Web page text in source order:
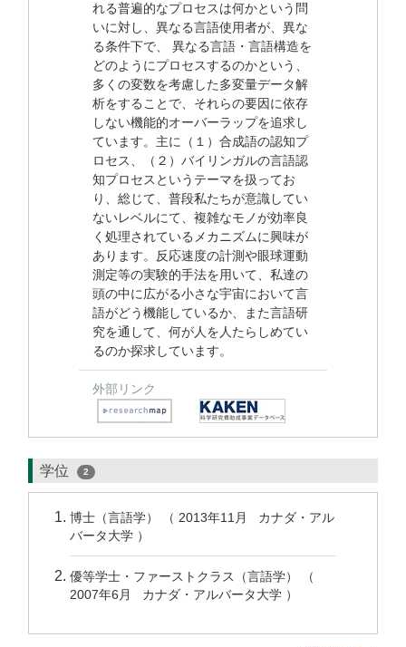
れる普遍的なプロセスは何かという問
いに対し、異なる言語使用者が、異な
る条件下で、 異なる言語・言語構造を
どのようにプロセスするのかという、
多くの変数を考慮した多変量データ解
析をすることで、それらの要因に依存
しない機能的オーバーラップを追求し
ています。主に（１）合成語の認知プ
ロセス、（２）バイリンガルの言語認
知プロセスというテーマを扱ってお
り、総じて、普段私たちが意識してい
ないレベルにて、複雑なモノが効率良
く処理されているメカニズムに興味が
あります。反応速度の計測や眼球運動
測定等の実験的手法を用いて、私達の
頭の中に広がる小さな宇宙において言
語がどう機能しているか、また言語研
究を通して、何が人を人たらしめてい
るのか探求しています。
外部リンク
学位 2
博士（言語学） （ 2013年11月 カナダ・アル
バータ大学 ）
優等学士・ファーストクラス（言語学） （
2007年6月 カナダ・アルバータ大学 ）